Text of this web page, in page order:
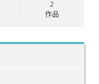
2
作品